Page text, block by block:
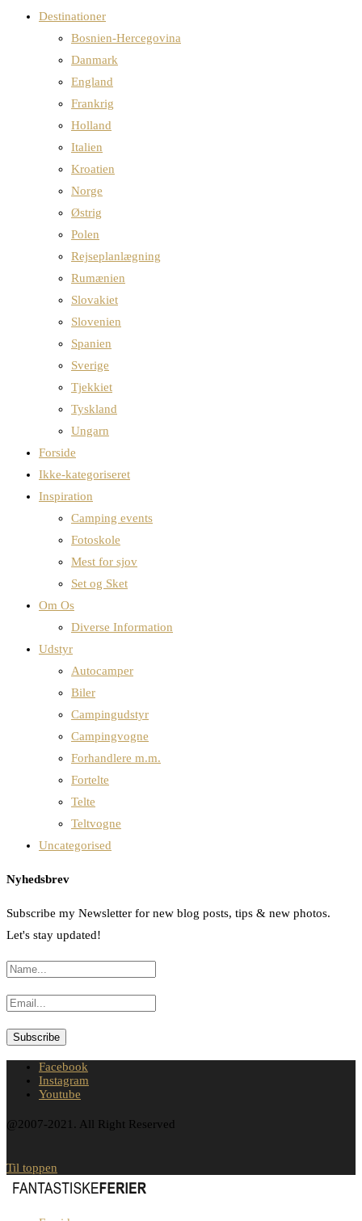
Destinationer
Bosnien-Hercegovina
Danmark
England
Frankrig
Holland
Italien
Kroatien
Norge
Østrig
Polen
Rejseplanlægning
Rumænien
Slovakiet
Slovenien
Spanien
Sverige
Tjekkiet
Tyskland
Ungarn
Forside
Ikke-kategoriseret
Inspiration
Camping events
Fotoskole
Mest for sjov
Set og Sket
Om Os
Diverse Information
Udstyr
Autocamper
Biler
Campingudstyr
Campingvogne
Forhandlere m.m.
Fortelte
Telte
Teltvogne
Uncategorised
Nyhedsbrev
Subscribe my Newsletter for new blog posts, tips & new photos.
Let's stay updated!
Facebook
Instagram
Youtube
@2007-2021. All Right Reserved
Til toppen